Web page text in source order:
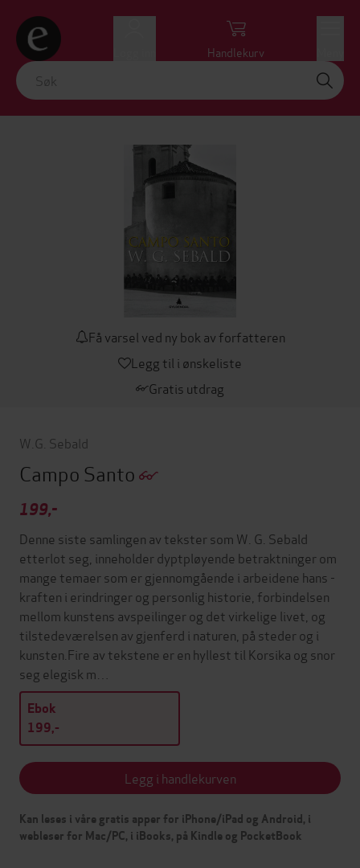
Handlekurv
Få varsel ved ny bok av forfatteren
Legg til i ønskeliste
Gratis utdrag
W.G. Sebald
Campo Santo
199,-
Denne siste samlingen av tekster som W. G. Sebald
etterlot seg, inneholder dyptpløyende betraktninger om
mange temaer som er gjennomgående i arbeidene hans -
kraften i erindringer og personlig historie, forbindelsen
mellom kunstens avspeilinger og det virkelige livet, og
tilstedeværelsen av gjenferd i naturen, på steder og i
kunsten.Fire av tekstene er en hyllest til Korsika og snor
seg elegisk m…
Ebok
199,-
Legg i handlekurven
Kan leses i våre gratis apper for iPhone/iPad og Android, i
webleser for Mac/PC, i iBooks, på Kindle og PocketBook